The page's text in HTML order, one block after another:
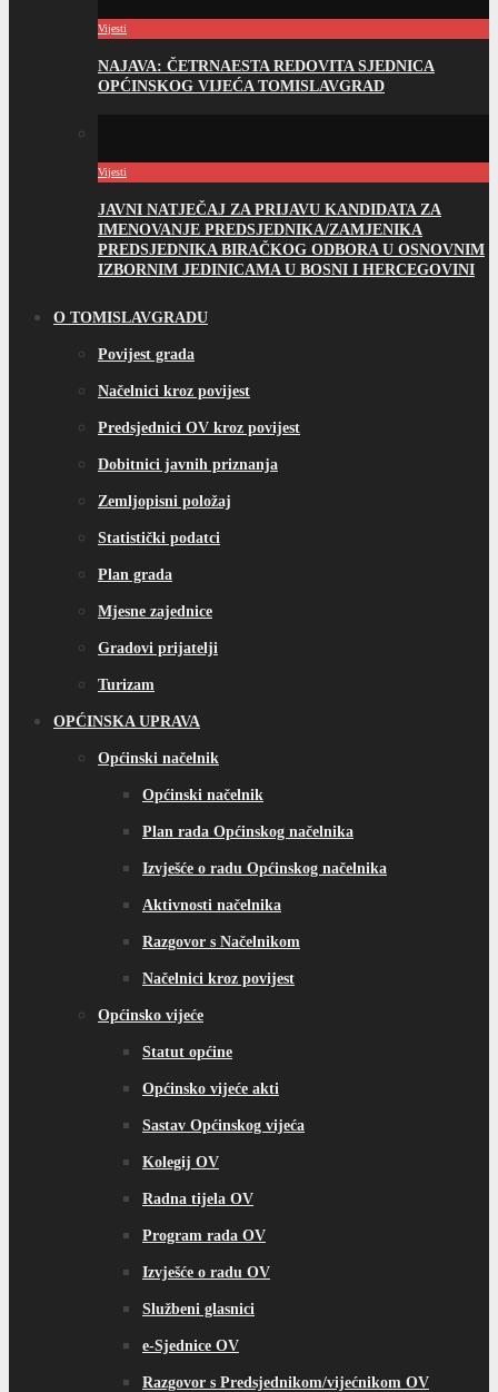
Vijesti
NAJAVA: ČETRNAESTA REDOVITA SJEDNICA
OPĆINSKOG VIJEĆA TOMISLAVGRAD
Vijesti
JAVNI NATJEČAJ ZA PRIJAVU KANDIDATA ZA
IMENOVANJE PREDSJEDNIKA/ZAMJENIKA
PREDSJEDNIKA BIRAČKOG ODBORA U OSNOVNIM
IZBORNIM JEDINICAMA U BOSNI I HERCEGOVINI
O TOMISLAVGRADU
Povijest grada
Načelnici kroz povijest
Predsjednici OV kroz povijest
Dobitnici javnih priznanja
Zemljopisni položaj
Statistički podatci
Plan grada
Mjesne zajednice
Gradovi prijatelji
Turizam
OPĆINSKA UPRAVA
Općinski načelnik
Općinski načelnik
Plan rada Općinskog načelnika
Izvješće o radu Općinskog načelnika
Aktivnosti načelnika
Razgovor s Načelnikom
Načelnici kroz povijest
Općinsko vijeće
Statut općine
Općinsko vijeće akti
Sastav Općinskog vijeća
Kolegij OV
Radna tijela OV
Program rada OV
Izvješće o radu OV
Službeni glasnici
e-Sjednice OV
Razgovor s Predsjednikom/vijećnikom OV